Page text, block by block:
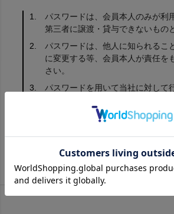
パスワードは、会員本人のみが利
第三者に譲渡・貸与できないもの
パスワードは、他人に知られるこ
に変更する等、会員本人が責任を
さい。
パスワードを用いて当社に対して
支払等はすべて会員の責任となり